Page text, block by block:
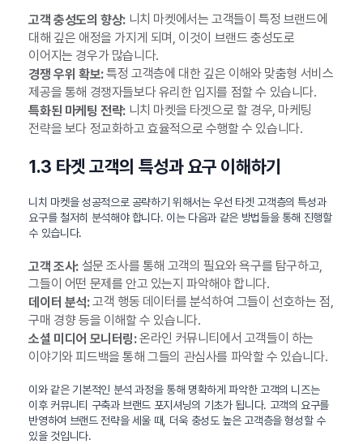
고객 충성도의 향상:니치 마켓에서는 고객들이 특정 브랜드에
대해 깊은 애정을 가지게 되며, 이것이 브랜드 충성도로
이어지는 경우가 많습니다.
경쟁 우위 확보:특정 고객층에 대한 깊은 이해와 맞춤형 서비스
제공을 통해 경쟁자들보다 유리한 입지를 점할 수 있습니다.
특화된 마케팅 전략:니치 마켓을 타겟으로 할 경우, 마케팅
전략을 보다 정교화하고 효율적으로 수행할 수 있습니다.
1.3 타겟 고객의 특성과 요구 이해하기
니치 마켓을 성공적으로 공략하기 위해서는 우선 타겟 고객층의 특성과
요구를 철저히 분석해야 합니다. 이는 다음과 같은 방법들을 통해 진행할
수 있습니다.
고객 조사:설문 조사를 통해 고객의 필요와 욕구를 탐구하고,
그들이 어떤 문제를 안고 있는지 파악해야 합니다.
데이터 분석:고객 행동 데이터를 분석하여 그들이 선호하는 점,
구매 경향 등을 이해할 수 있습니다.
소셜 미디어 모니터링:온라인 커뮤니티에서 고객들이 하는
이야기와 피드백을 통해 그들의 관심사를 파악할 수 있습니다.
이와 같은 기본적인 분석 과정을 통해 명확하게 파악한 고객의 니즈는
이후 커뮤니티 구축과 브랜드 포지셔닝의 기초가 됩니다. 고객의 요구를
반영하여 브랜드 전략을 세울 때, 더욱 충성도 높은 고객층을 형성할 수
있을 것입니다.